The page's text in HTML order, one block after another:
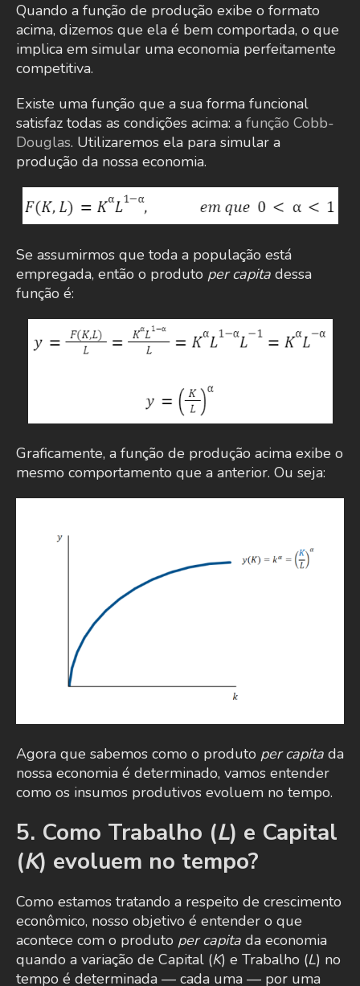
Quando a função de produção exibe o formato
acima, dizemos que ela é bem comportada, o que
implica em simular uma economia perfeitamente
competitiva.
Existe uma função que a sua forma funcional
satisfaz todas as condições acima: a função Cobb-
Douglas. Utilizaremos ela para simular a
produção da nossa economia.
Se assumirmos que toda a população está
empregada, então o produto per capita dessa
função é:
Graficamente, a função de produção acima exibe o
mesmo comportamento que a anterior. Ou seja:
Agora que sabemos como o produto per capita da
nossa economia é determinado, vamos entender
como os insumos produtivos evoluem no tempo.
5. Como Trabalho (L) e Capital
(K) evoluem no tempo?
Como estamos tratando a respeito de crescimento
econômico, nosso objetivo é entender o que
acontece com o produto per capita da economia
quando a variação de Capital (K) e Trabalho (L) no
tempo é determinada — cada uma — por uma